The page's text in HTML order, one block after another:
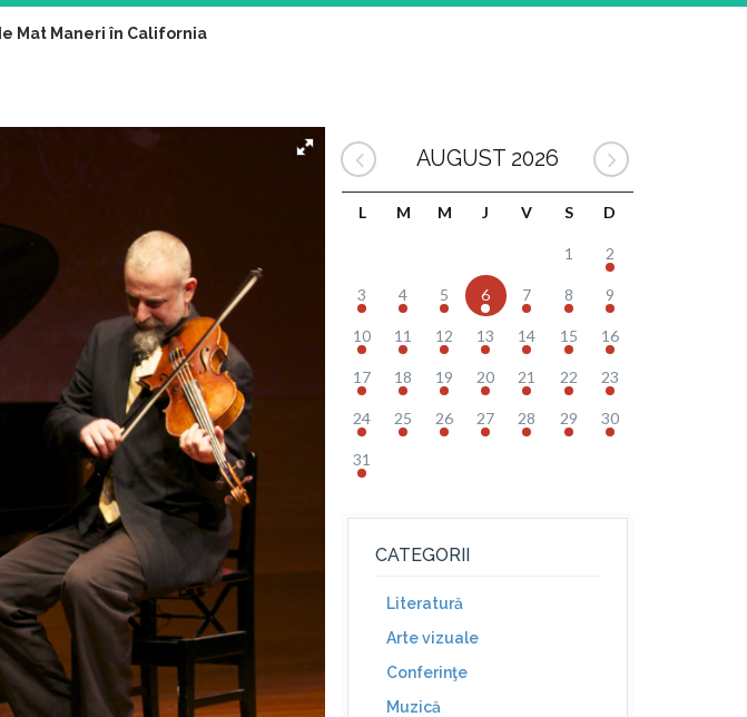
Mat Maneri în California
AUGUST 2026
L M M J V S D
1 2
3 4 5 6 7 8 9
10 11 12 13 14 15 16
17 18 19 20 21 22 23
24 25 26 27 28 29 30
31
CATEGORII
Literatură
Arte vizuale
Conferinţe
Muzică